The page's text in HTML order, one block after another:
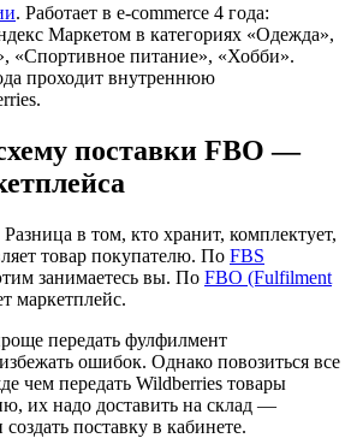
. Работает в e-commerce 4 года:
Маркетом в категориях «Одежда»,
«Спортивное питание», «Хобби».
проходит внутреннюю
поставки FBO —
в том, кто хранит, комплектует,
товар покупателю. По FBS
занимаетесь вы. По FBO (Fulfilment
маркетплейс.
передать фулфилмент
ошибок. Однако повозиться все
чем передать Wildberries товары
их надо доставить на склад —
поставку в кабинете.